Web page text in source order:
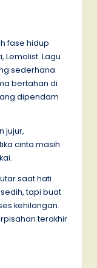
fase hidup
Lagu
sederhana
bertahan di
dipendam
jujur,
cinta masih
saat hati
tapi buat
kehilangan.
terakhir